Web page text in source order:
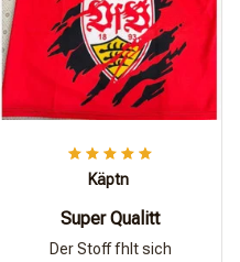
Käptn
Super Qualitt
Der Stoff fhlt sich